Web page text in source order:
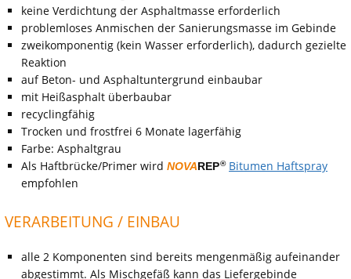
keine Verdichtung der Asphaltmasse erforderlich
problemloses Anmischen der Sanierungsmasse im Gebinde
zweikomponentig (kein Wasser erforderlich), dadurch gezielte
Reaktion
auf Beton- und Asphaltuntergrund einbaubar
mit Heißasphalt überbaubar
recyclingfähig
Trocken und frostfrei 6 Monate lagerfähig
Farbe: Asphaltgrau
Als Haftbrücke/Primer wird NOVAREP® Bitumen Haftspray
empfohlen
VERARBEITUNG / EINBAU
alle 2 Komponenten sind bereits mengenmäßig aufeinander
abgestimmt. Als Mischgefäß kann das Liefergebinde